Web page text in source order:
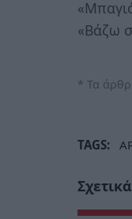
«Βάζω
* Τα
TAGS: